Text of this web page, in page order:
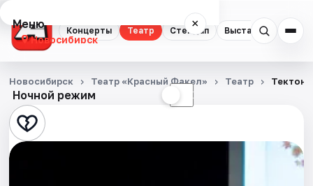
Концерты Театр Стендап Выставки
Меню ×
Новосибирск
Концерты
Театр
Стендап
Ночной режим ☾
Новосибирск Театр «Красный Факел» Театр